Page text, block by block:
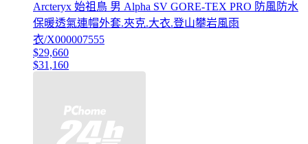
Arcteryx 始祖鳥 男 Alpha SV GORE-TEX PRO 防風防水
保暖透氣連帽外套.夾克.大衣.登山攀岩風雨
衣/X000007555
$29,660
$31,160